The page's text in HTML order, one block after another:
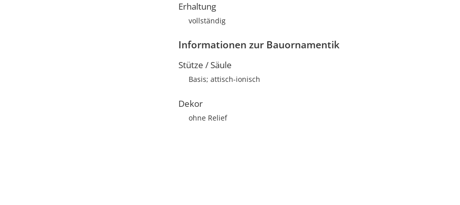
Erhaltung
vollständig
Informationen zur Bauornamentik
Stütze / Säule
Basis; attisch-ionisch
Dekor
ohne Relief